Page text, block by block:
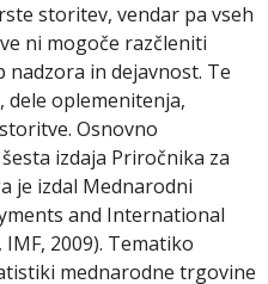
storitev, vendar pa vseh
ni mogoče razčleniti
in dejavnost. Te
dele oplemenitenja,
Osnovno
izdaja Priročnika za
je izdal Mednarodni
and International
2009). Tematiko
mednarodne trgovine